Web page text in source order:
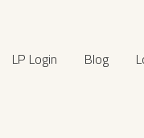
LP Login Blog